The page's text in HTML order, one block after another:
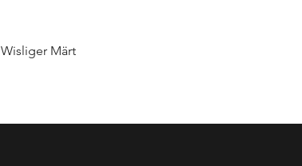
Wisliger Märt